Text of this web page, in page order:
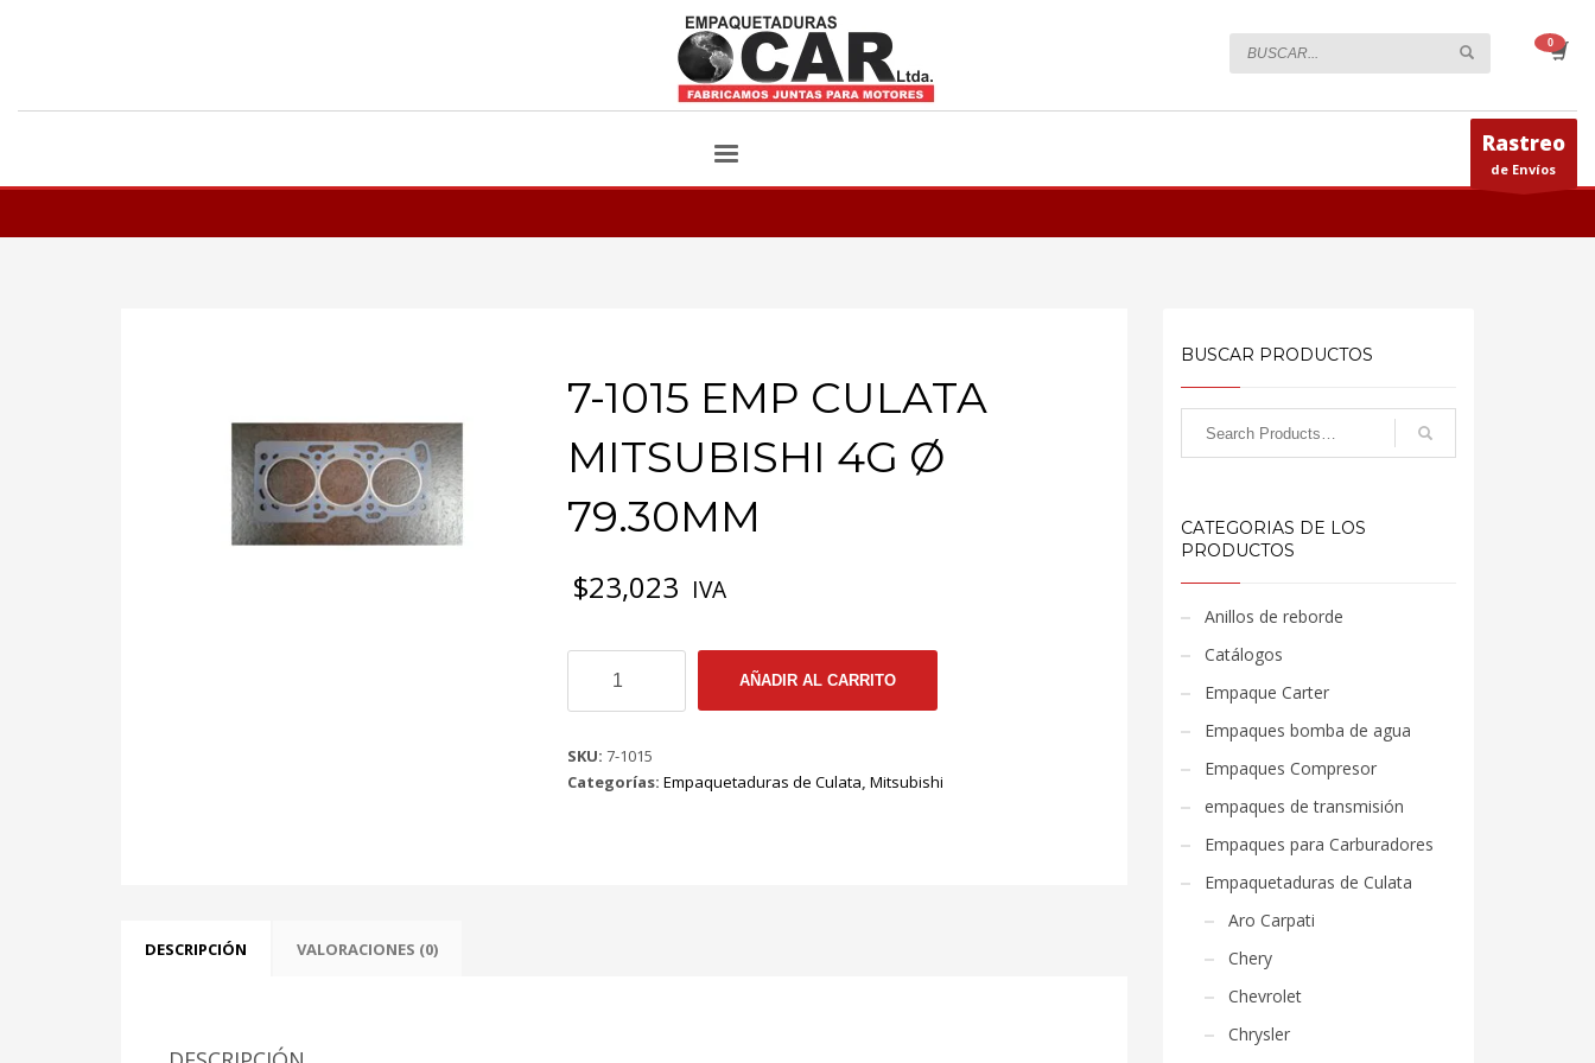
Rastreo
de Envíos
7-1015 EMP CULATA
MITSUBISHI 4G Ø
79.30MM
$23,023 IVA
EMP
MITSUBISHI
4G
AÑADIR AL CARRITO
SKU:7-1015
Categorías:Empaquetaduras de Culata,Mitsubishi
DESCRIPCIÓN VALORACIONES (0)
BUSCAR PRODUCTOS
CATEGORIAS DE LOS
PRODUCTOS
Anillos de reborde
Catálogos
Empaque Carter
Empaques bomba de agua
Empaques Compresor
empaques de transmisión
Empaques para Carburadores
Empaquetaduras de Culata
Aro Carpati
Chery
Chevrolet
Chrysler